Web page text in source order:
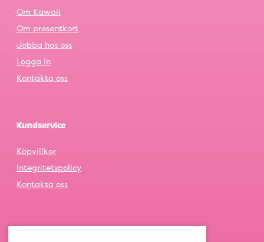
Om Kawaii
Om presentkort
Jobba hos oss
Logga in
Kontakta oss
Kundservice
Köpvillkor
Integritetspolicy
Kontakta oss